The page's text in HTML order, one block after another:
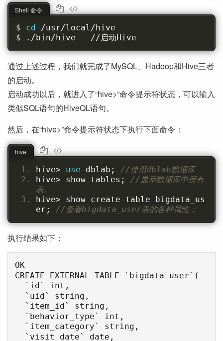
cd /usr/local/hive
./bin/hive   //启动Hive
Shell 命令
通过上述过程，我们就完成了MySQL、Hadoop和Hive三者
的启动。
启动成功以后，就进入了“hive>”命令提示符状态，可以输入
类似SQL语句的HiveQL语句。
然后，在“hive>”命令提示符状态下执行下面命令：
hive> use dblab ;
//使用dblab数据库
hive> show tables ;
//显示数据库中所有
表。
hive> show create table bigdata_us
er ; //查看bigdata_user表的各种属性；
hive
执行结果如下：
OK
CREATE EXTERNAL TABLE `bigdata_user`(